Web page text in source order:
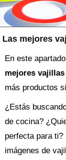
Las mejores
En este
mejores vajillas
más productos
¿Estás
de cocina?
perfecta para
imágenes de